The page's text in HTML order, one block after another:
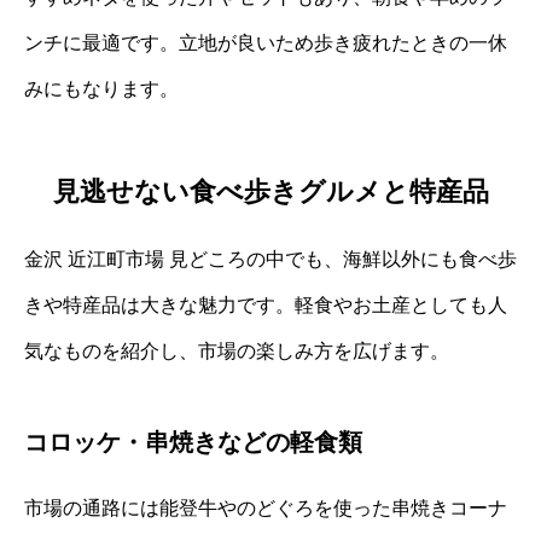
ンチに最適です。立地が良いため歩き疲れたときの一休
みにもなります。
見逃せない食べ歩きグルメと特産品
金沢 近江町市場 見どころの中でも、海鮮以外にも食べ歩
きや特産品は大きな魅力です。軽食やお土産としても人
気なものを紹介し、市場の楽しみ方を広げます。
コロッケ・串焼きなどの軽食類
市場の通路には能登牛やのどぐろを使った串焼きコーナ